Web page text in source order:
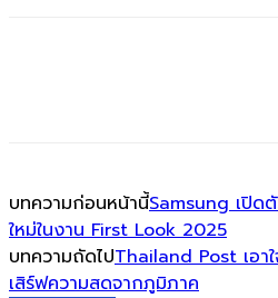
บทความก่อนหน้านี้Samsung เปิด
ใหม่ในงาน First Look 2025
บทความถัดไปThailand Post เอา
เสิร์ฟความสดจากภูมิภาค